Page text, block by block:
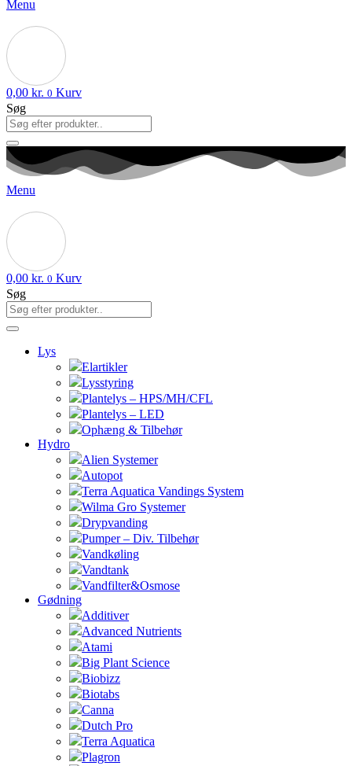
Menu
0,00 kr. 0 Kurv
Søg
Menu
0,00 kr. 0 Kurv
Søg
Lys
Elartikler
Lysstyring
Plantelys – HPS/MH/CFL
Plantelys – LED
Ophæng & Tilbehør
Hydro
Alien Systemer
Autopot
Terra Aquatica Vandings System
Wilma Gro Systemer
Drypvanding
Pumper – Div. Tilbehør
Vandkøling
Vandtank
Vandfilter&Osmose
Gødning
Additiver
Advanced Nutrients
Atami
Big Plant Science
Biobizz
Biotabs
Canna
Dutch Pro
Terra Aquatica
Plagron